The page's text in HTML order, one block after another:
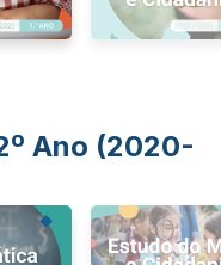
Ano (2020-